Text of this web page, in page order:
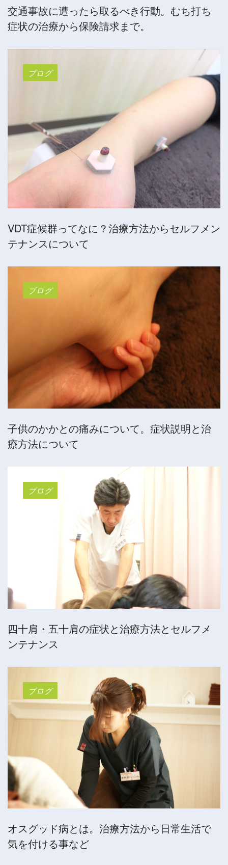
交通事故に遭ったら取るべき行動。むち打ち
症状の治療から保険請求まで。
ブログ
VDT症候群ってなに？治療方法からセルフメン
テナンスについて
ブログ
子供のかかとの痛みについて。症状説明と治
療方法について
ブログ
四十肩・五十肩の症状と治療方法とセルフメ
ンテナンス
ブログ
オスグッド病とは。治療方法から日常生活で
気を付ける事など